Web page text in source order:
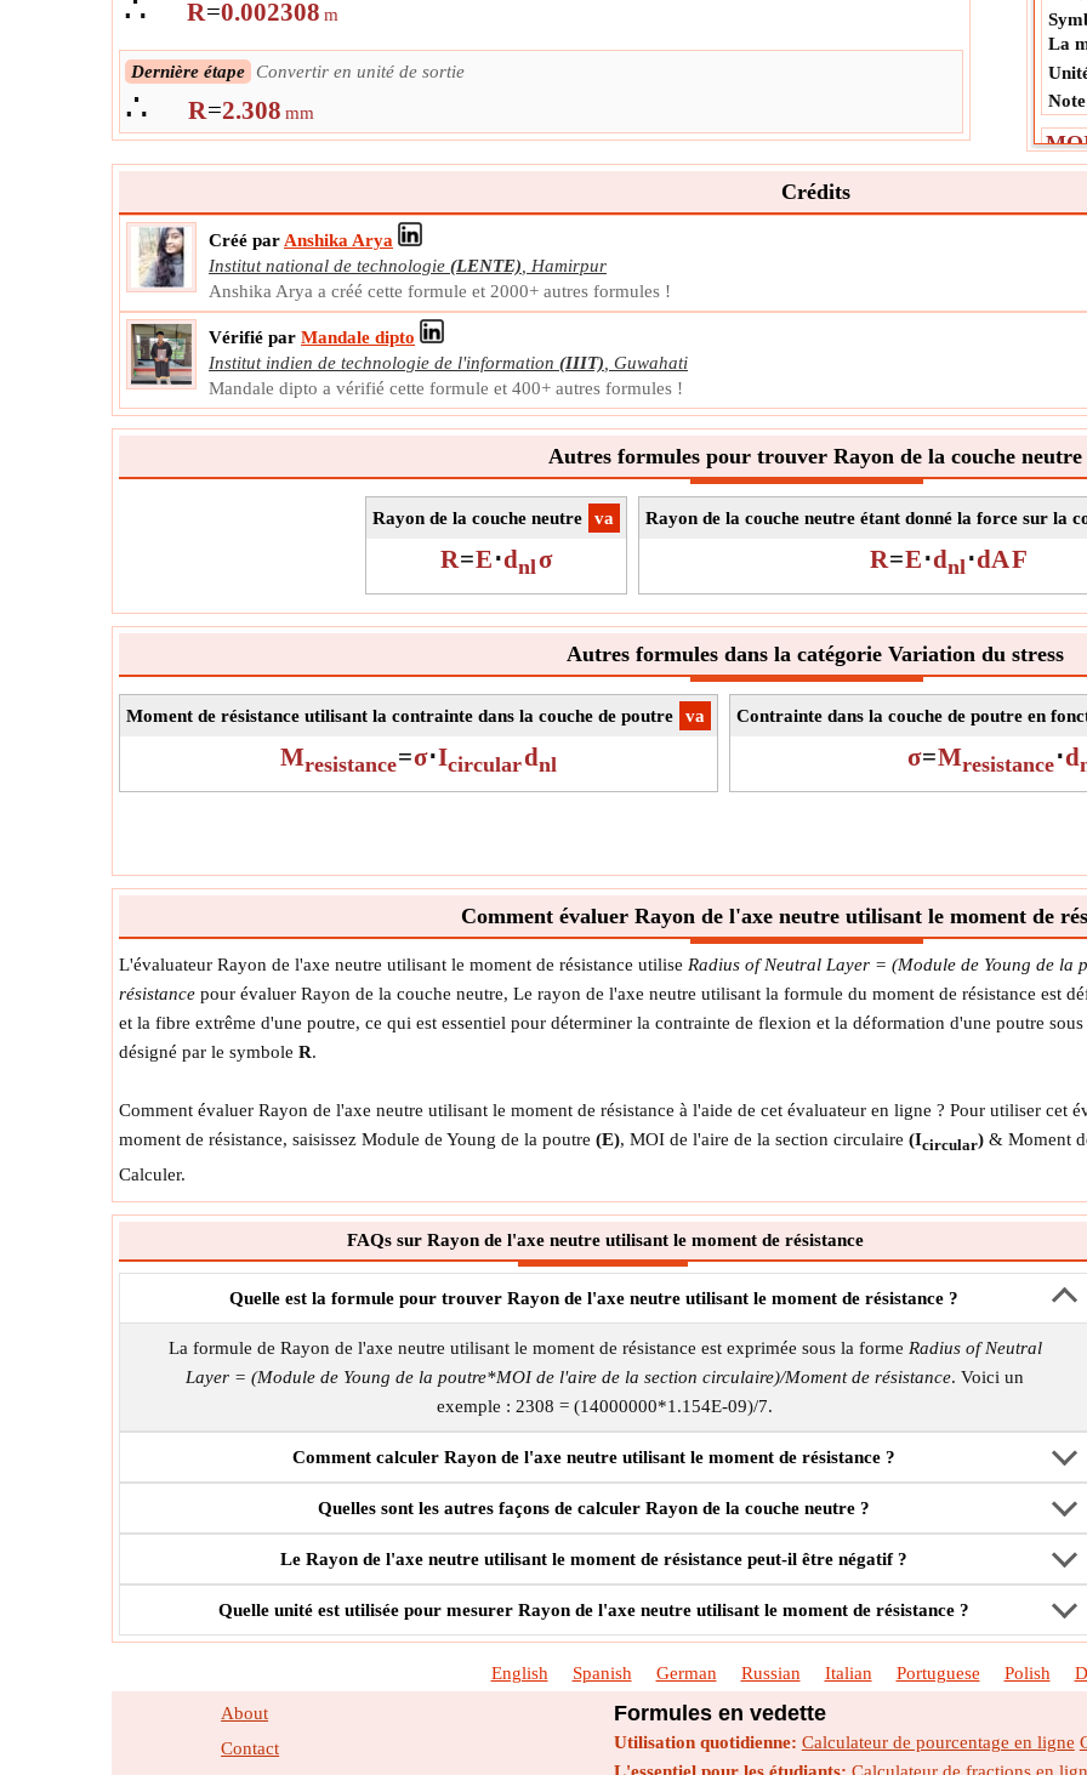
∴ R=0.002308 m
Dernière étape Convertir en unité de sortie
∴ R=2.308 mm
La
Le
Le
Crédits
Créé par Anshika Arya
Institut national de technologie (LENTE)
Hamirpur
Anshika Arya a créé cette formule et 2000+ autres formules !
Vérifié par Mandale dipto
Institut indien de technologie de l'information (IIIT) Guwahati
Mandale dipto a vérifié cette formule et 400+ autres formules !
Autres formules pour trouver Rayon de la couche neutre
​va
Rayon de la couche neutre
R=E⋅dnlσ
Rayon de la couche neutre étant donné la force sur la
R=E⋅dnl⋅dAF
Autres formules dans la catégorie Variation du stress
​va
Moment de résistance utilisant la contrainte dans la couche de poutre
Mresistance=σ⋅Icirculardnl
Contrainte dans la couche de poutre en
σ=Mresistance⋅d
Comment évaluer Rayon de l'axe neutre utilisant le moment de
L'évaluateur Rayon de l'axe neutre utilisant le moment de résistance utilise Radius of Neutral Layer = (Module de Young de
résistance pour évaluer Rayon de la couche neutre, Le rayon de l'axe neutre utilisant la formule du moment de résistance est
et la fibre extrême d'une poutre, ce qui est essentiel pour déterminer la contrainte de flexion et la déformation d'une poutre
désigné par le symbole R.
Comment évaluer Rayon de l'axe neutre utilisant le moment de résistance à l'aide de cet évaluateur en ligne ? Pour utiliser cet
moment de résistance, saisissez Module de Young de la poutre (E), MOI de l'aire de la section circulaire (Icircular) & Moment
Calculer.
FAQs sur Rayon de l'axe neutre utilisant le moment de résistance
Quelle est la formule pour trouver Rayon de l'axe neutre utilisant le moment de résistance ?
La formule de Rayon de l'axe neutre utilisant le moment de résistance est exprimée sous la forme Radius of Neutral
Layer = (Module de Young de la poutre*MOI de l'aire de la section circulaire)/Moment de résistance. Voici un
exemple : 2308 = (14000000*1.154E-09)/7.
Comment calculer Rayon de l'axe neutre utilisant le moment de résistance ?
Quelles sont les autres façons de calculer Rayon de la couche neutre ?
Le Rayon de l'axe neutre utilisant le moment de résistance peut-il être négatif ?
Quelle unité est utilisée pour mesurer Rayon de l'axe neutre utilisant le moment de résistance ?
English Spanish German Russian Italian Portuguese Polish
About
Contact
Formules en vedette
Utilisation quotidienne: Calculateur de pourcentage en ligne